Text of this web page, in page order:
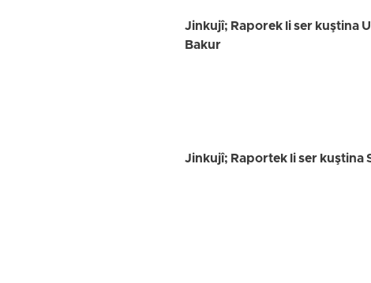
Jinkujî; Raporek li ser kuştina
Bakur
Jinkujî; Raportek li ser kuştina